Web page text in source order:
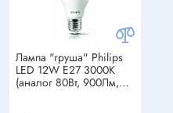
Лампа "груша" Philips
LED 12W E27 3000K
(аналог 80Вт, 900Лм,